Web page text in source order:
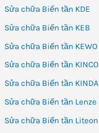
Sửa chữa Biến tần KDE
Sửa chữa Biến tần KEB
Sửa chữa Biến tần KEWO
Sửa chữa Biến tần KINCO
Sửa chữa Biến tần KINDA
Sửa chữa Biến tần Lenze
Sửa chữa Biến tần Liteon